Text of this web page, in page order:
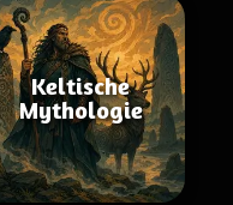
Keltische
Mythologie